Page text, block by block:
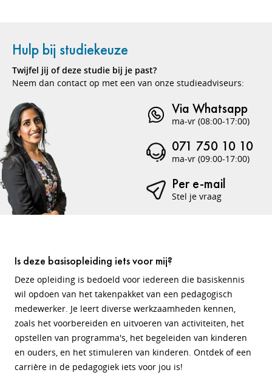
Hulp bij studiekeuze
Twijfel jij of deze studie bij je past?
Neem dan contact op met een van onze studieadviseurs:
Via Whatsapp
ma-vr (08:00-17:00)
071 750 10 10
ma-vr (09:00-17:00)
Per e-mail
Stel je vraag
Is deze basisopleiding iets voor mij?
Deze opleiding is bedoeld voor iedereen die basiskennis
wil opdoen van het takenpakket van een pedagogisch
medewerker. Je leert diverse werkzaamheden kennen,
zoals het voorbereiden en uitvoeren van activiteiten, het
opstellen van programma's, het begeleiden van kinderen
en ouders, en het stimuleren van kinderen. Ontdek of een
carrière in de pedagogiek iets voor jou is!